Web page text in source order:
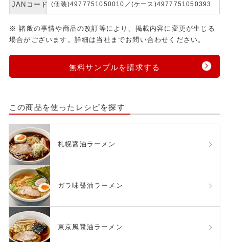
JANコード (個装)4977751050010／(ケース)4977751050393
※ 諸般の事情や商品の改訂等により、掲載内容に変更が生じる
場合がございます。詳細は当社までお問い合わせください。
無料サンプルを請求する
この商品を使ったレシピを探す
札幌醤油ラーメン
ガラ味醤油ラーメン
東京風醤油ラーメン